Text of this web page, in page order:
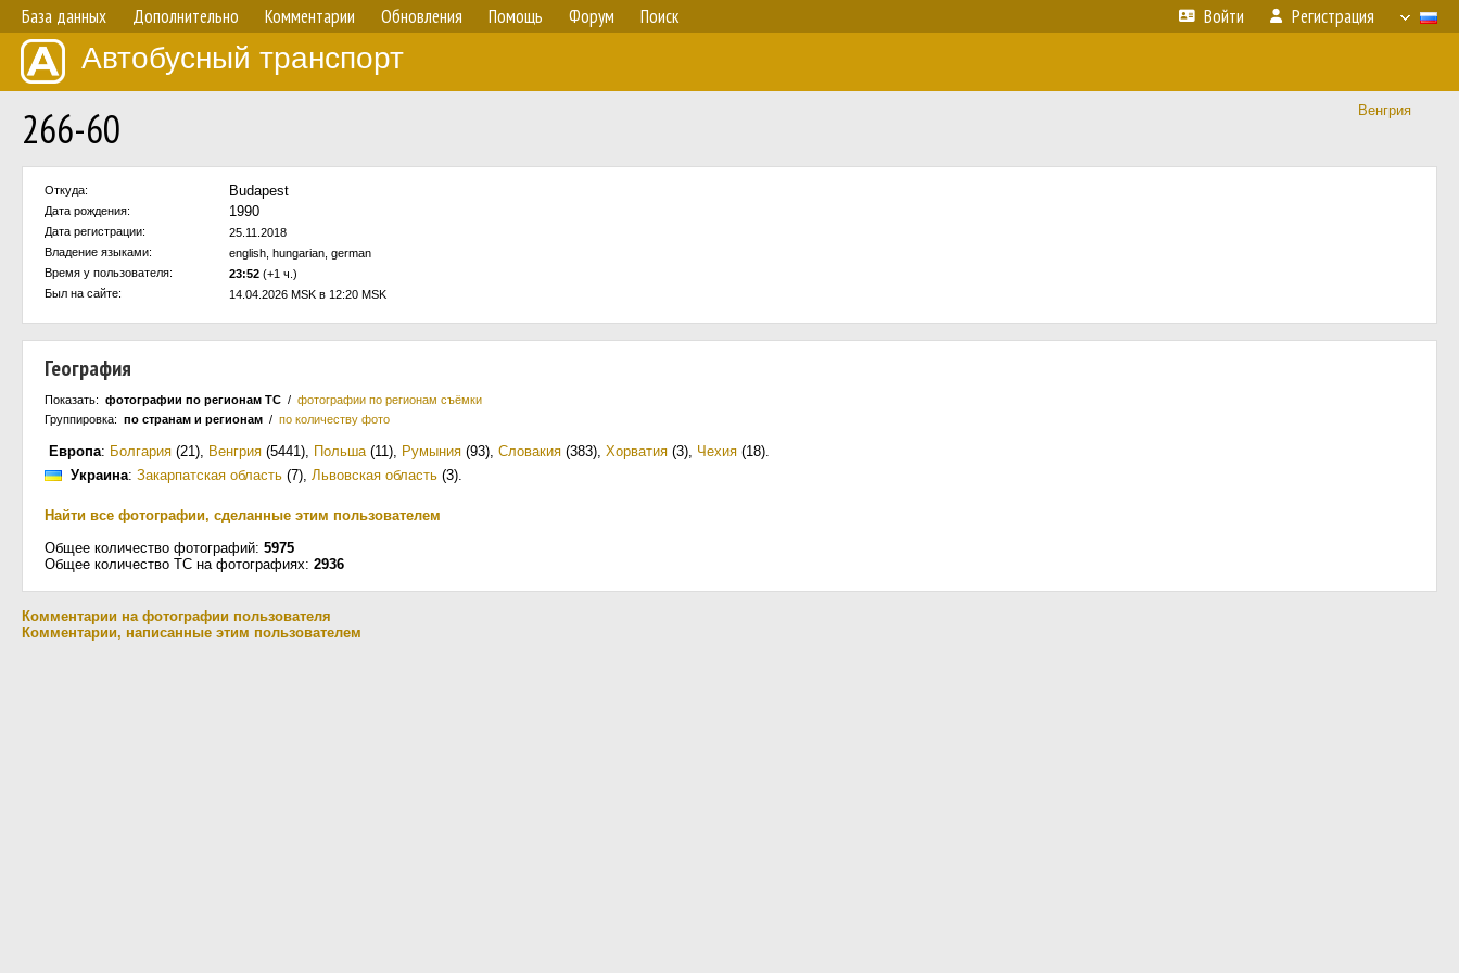
База данных Дополнительно Комментарии Обновления Помощь Форум Поиск Войти Регистрация
Автобусный транспорт
Венгрия
266-60
Откуда: Budapest
Дата рождения: 1990
Дата регистрации:
25.11.2018
Владение языками:
english, hungarian, german
Время у пользователя:
23:52 (+1 ч.)
Был на сайте:
14.04.2026 MSK в 12:20 MSK
География
Показать: фотографии по регионам ТС / фотографии по регионам съёмки
Группировка: по странам и регионам / по количеству фото
Европа: Болгария (21), Венгрия (5441), Польша(11), Румыния (93), Словакия (383), Хорватия (3), Чехия (18).
Украина: Закарпатская область (7), Львовская область (3).
Найти все фотографии, сделанные этим пользователем
Общее количество фотографий: 5975
Общее количество ТС на фотографиях: 2936
Комментарии на фотографии пользователя
Комментарии, написанные этим пользователем